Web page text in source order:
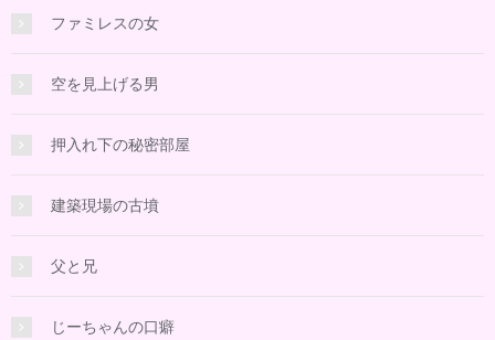
ファミレスの女
空を見上げる男
押入れ下の秘密部屋
建築現場の古墳
父と兄
じーちゃんの口癖